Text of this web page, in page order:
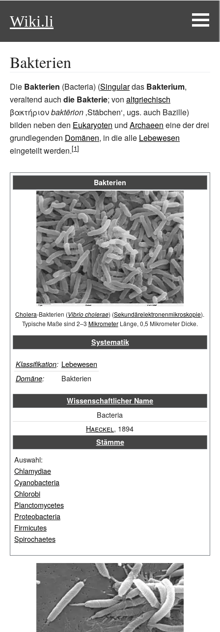
Wiki.li
Bakterien
Die Bakterien (Bacteria) (Singulardas Bakterium,
veraltend auch die Bakterie; von altgriechisch
βακτήριονbaktērion ‚Stäbchen‘, ugs. auch Bazille)
bilden neben den Eukaryoten und Archaeen eine der drei
grundlegenden Domänen, in die alle Lebewesen
eingeteilt werden.
Bakterien
Cholera-Bakterien (Vibrio cholerae) (Sekundärelektronenmikroskopie).
Typische Maße sind 2–3 MikrometerLänge, 0,5 Mikrometer Dicke.
Systematik
Klassifikation: Lebewesen
Domäne: Bakterien
Wissenschaftlicher Name
Bacteria
Haeckel , 1894
Stämme
Auswahl:
Chlamydiae
Cyanobacteria
Chlorobi
Planctomycetes
Proteobacteria
Firmicutes
Spirochaetes